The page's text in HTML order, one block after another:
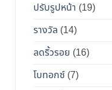
ปรับรูปหน้า (19)
รางวัล (14)
ลดริ้วรอย (16)
โบทอกซ์ (7)